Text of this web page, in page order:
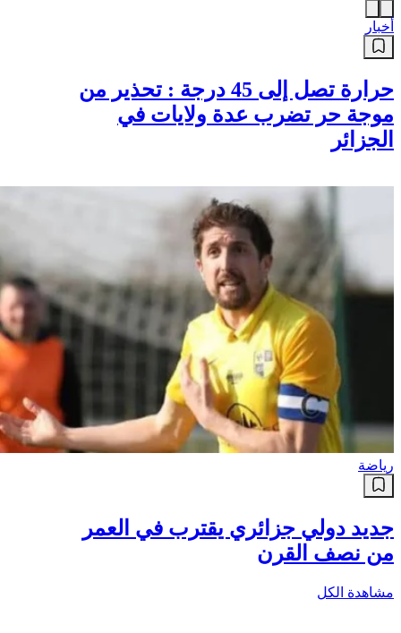
أخبار
حرارة تصل إلى 45 درجة : تحذير من
موجة حر تضرب عدة ولايات في
الجزائر
رياضة
جديد دولي جزائري يقترب في العمر
من نصف القرن
مشاهدة الكل